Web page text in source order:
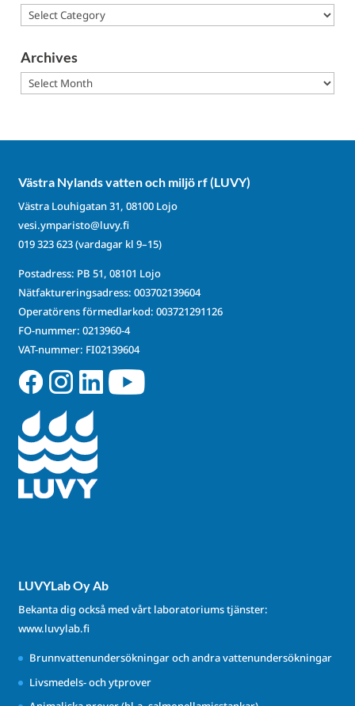
Categories
Archives
Archives
Västra Nylands vatten och miljö rf (LUVY)
Västra Louhigatan 31, 08100 Lojo
vesi.ymparisto@luvy.fi
019 323 623(vardagar kl 9–15)
Postadress: PB 51, 08101 Lojo
Nätfaktureringsadress: 003702139604
Operatörens förmedlarkod: 003721291126
FO-nummer: 0213960-4
VAT-nummer: FI02139604
LUVYLab Oy Ab
Bekanta dig också med vårt laboratoriums tjänster:
www.luvylab.fi
Brunnvattenundersökningar och andra vattenundersökningar
Livsmedels- och ytprover